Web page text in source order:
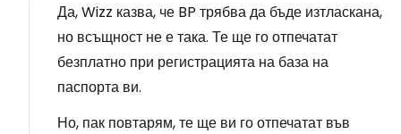
Да, Wizz казва, че BP трябва да бъде изтласкана,
но всъщност не е така. Те ще го отпечатат
безплатно при регистрацията на база на
паспорта ви.
Но, пак повтарям, те ще ви го отпечатат във